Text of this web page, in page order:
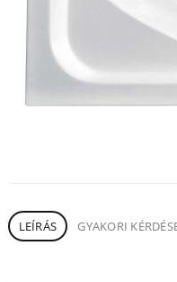
LEÍRÁS GYAKORI